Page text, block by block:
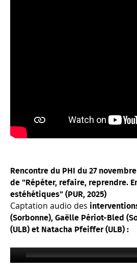
Rencontre du PHI du 27
de "Répéter, refaire, reprendre.
estéhétiques" (PUR, 2025)
Captation audio des
(Sorbonne), Gaëlle Périot-Bled
(ULB) et Natacha Pfeiffer (ULB) :